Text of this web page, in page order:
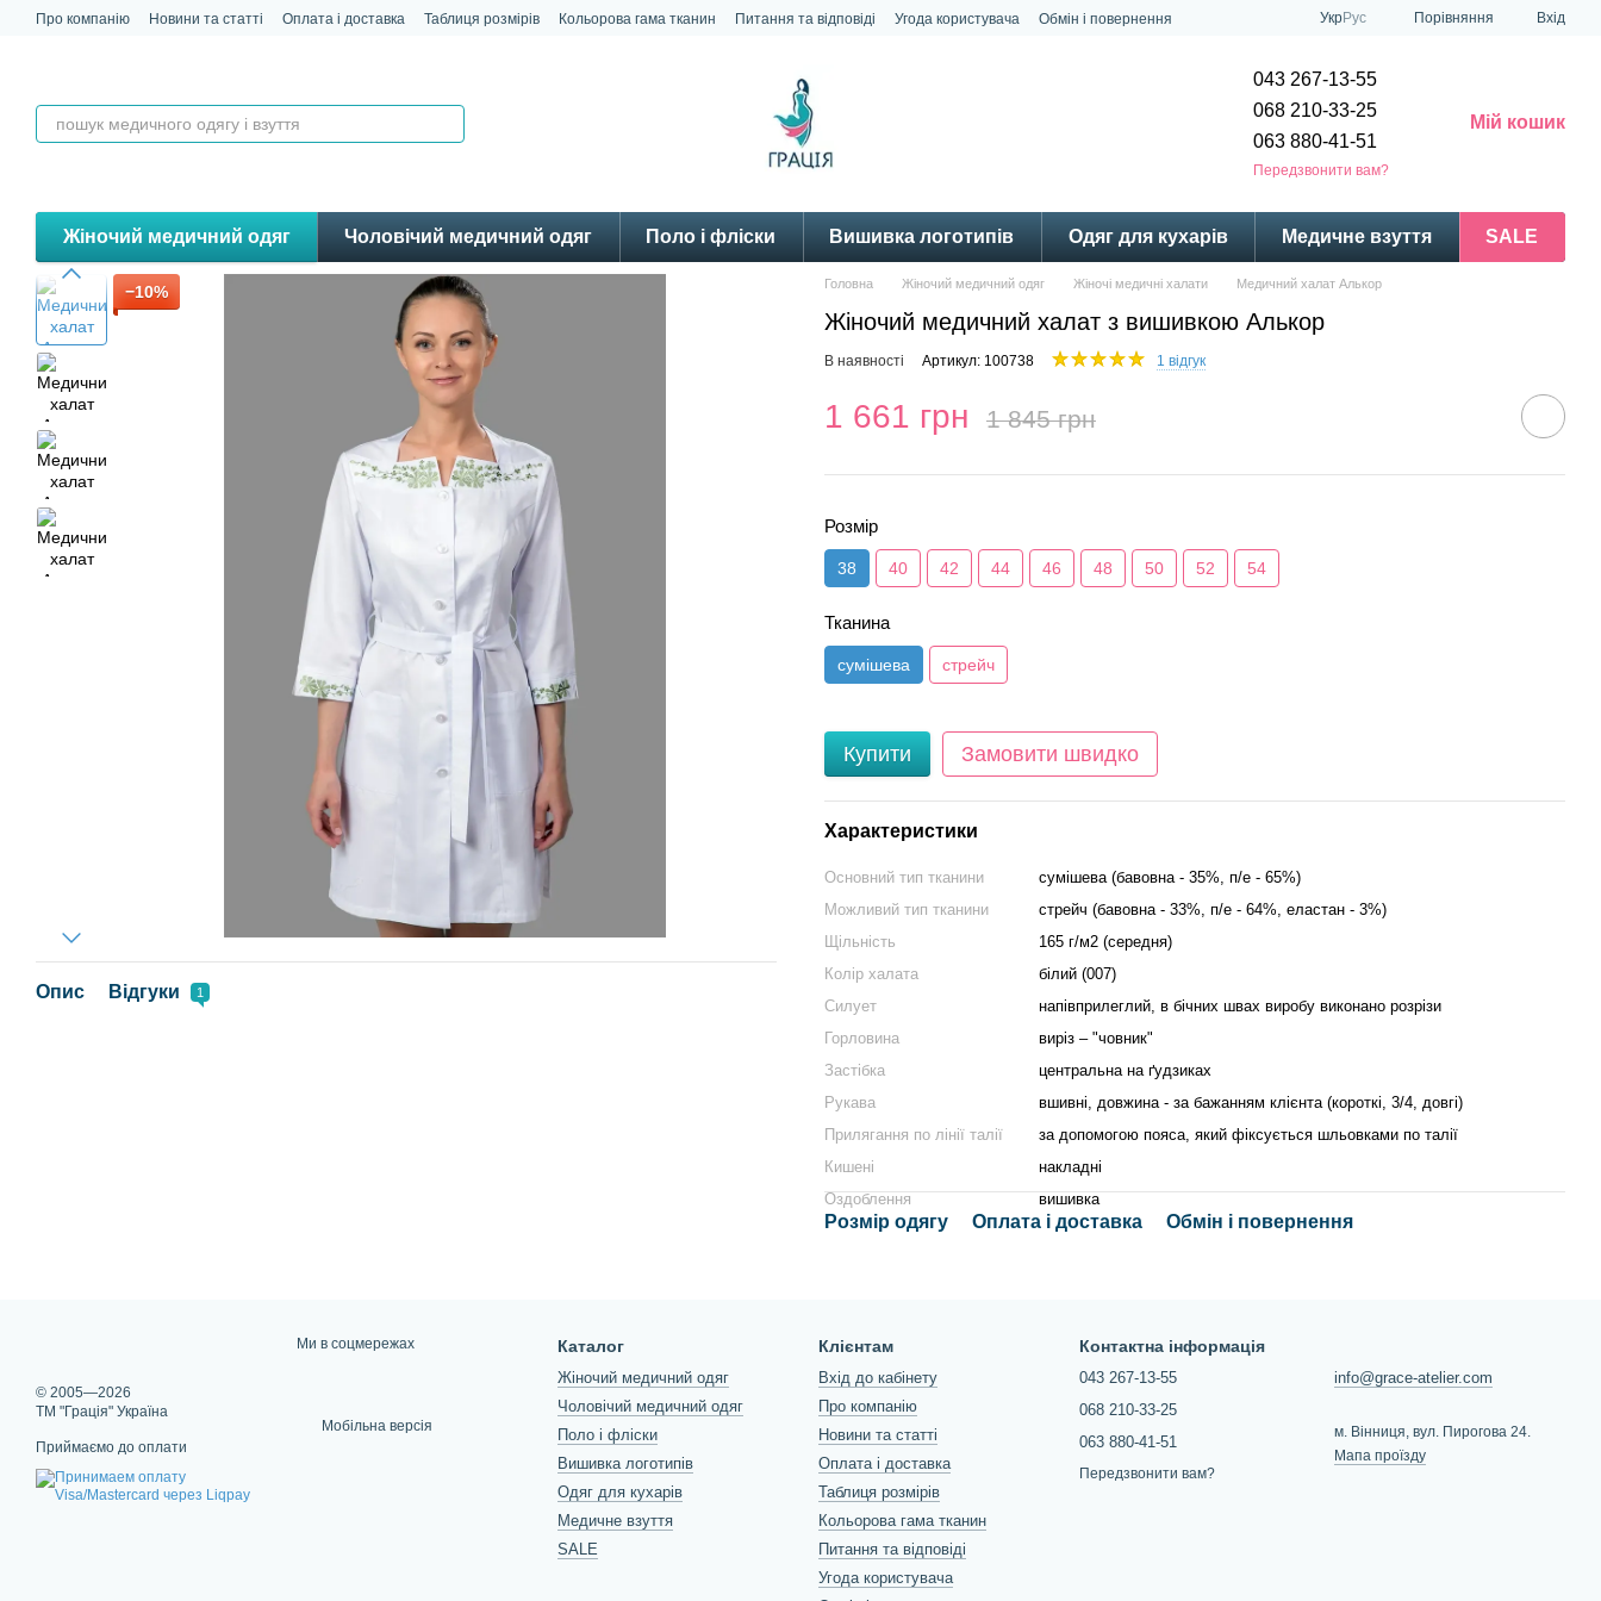
Перейти до основного контенту
Про компанію Новини та статті Оплата і доставка Таблиця розмірів Кольорова гама тканин Питання та відповіді Угода користувача
Обмін і повернення
УкрРус Порівняння Вхід
043 267-13-55
068 210-33-25
063 880-41-51
Передзвонити вам?
Мій кошик
Жіночий медичний одяг Чоловічий медичний одяг Поло і фліски Вишивка логотипів Одяг для кухарів Медичне взуття SALE
−10%
Опис Відгуки 1
Головна Жіночий медичний одяг Жіночі медичні халати Медичний халат Алькор
Жіночий медичний халат з вишивкою Алькор
В наявності Артикул: 100738 1 відгук
1 661 грн 1 845 грн
Розмір
38 40 42 44 46 48 50 52 54
Тканина
сумішева стрейч
Купити Замовити швидко
Характеристики
Основний тип тканини
сумішева (бавовна - 35%, п/е - 65%)
Можливий тип тканини
стрейч (бавовна - 33%, п/е - 64%, еластан - 3%)
Щільність
165 г/м2 (середня)
Колір халата
білий (007)
Силует
напівприлеглий, в бічних швах виробу виконано розрізи
Горловина
виріз – "човник"
Застібка
центральна на ґудзиках
Рукава
вшивні, довжина - за бажанням клієнта (короткі, 3/4, довгі)
Прилягання по лінії талії
за допомогою пояса, який фіксується шльовками по талії
Кишені
накладні
Оздоблення
вишивка
Розмір одягу Оплата і доставка Обмін і повернення
© 2005—2026
ТМ "Грація" Україна
Приймаємо до оплати
Ми в соцмережах
Мобільна версія
Каталог
Жіночий медичний одяг
Чоловічий медичний одяг
Поло і фліски
Вишивка логотипів
Одяг для кухарів
Медичне взуття
SALE
Клієнтам
Вхід до кабінету
Про компанію
Новини та статті
Оплата і доставка
Таблиця розмірів
Кольорова гама тканин
Питання та відповіді
Угода користувача
Контактна інформація
043 267-13-55
068 210-33-25
063 880-41-51
Передзвонити вам?
info@grace-atelier.com
м. Вінниця, вул. Пирогова 24.
Мапа проїзду